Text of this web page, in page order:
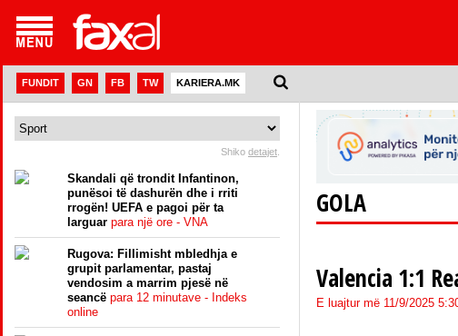
FUNDIT GN FB TW KARIERA.MK
Shiko detajet
Skandali që trondit Infantinon,
punësoi të dashurën dhe i rriti
rrogën! UEFA e pagoi për ta
larguar para një ore - VNA
Rugova: Fillimisht mbledhja e
grupit parlamentar, pastaj
vendosim a marrim pjesë në
seancë para 12 minutave - Indeks
online
GOLA
Valencia 1:1
E luajtur më 11/9/2025